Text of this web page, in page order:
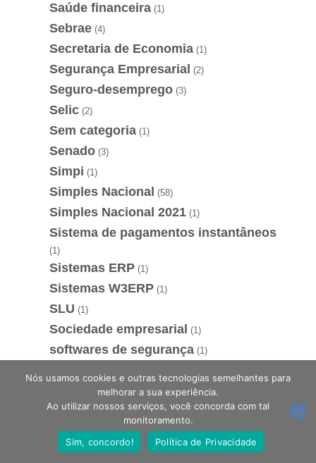
Saúde financeira (1)
Sebrae (4)
Secretaria de Economia (1)
Segurança Empresarial (2)
Seguro-desemprego (3)
Selic (2)
Sem categoria (1)
Senado (3)
Simpi (1)
Simples Nacional (58)
Simples Nacional 2021 (1)
Sistema de pagamentos instantâneos
(1)
Sistemas ERP (1)
Sistemas W3ERP (1)
SLU (1)
Sociedade empresarial (1)
softwares de segurança (1)
(2)
STF (3)
Substituir Empréstimos (1)
Supremo Tribunal Federal (1)
Estamos online, podemos te ajudar?
Nós usamos cookies e outras tecnologias semelhantes para
melhorar a sua experiência.
Ao utilizar nossos serviços, você concorda com tal
monitoramento.
Sim, concordo!
Política de Privacidade